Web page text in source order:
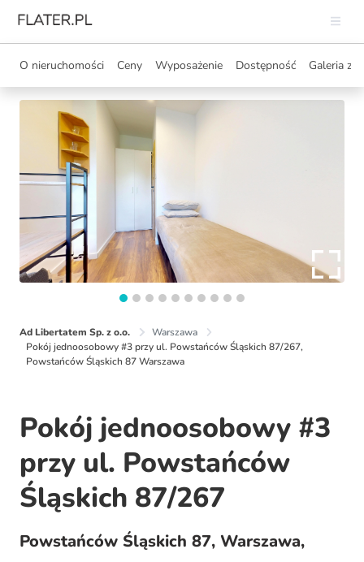
O nieruchomości Ceny Wyposażenie Dostępność Galeria
Ad Libertatem Sp. z o.o.
Warszawa
Pokój jednoosobowy #3 przy ul. Powstańców Śląskich 87/267,
Powstańców Śląskich 87 Warszawa
Pokój jednoosobowy #3
przy ul. Powstańców
Śląskich 87/267
Powstańców Śląskich 87, Warszawa,